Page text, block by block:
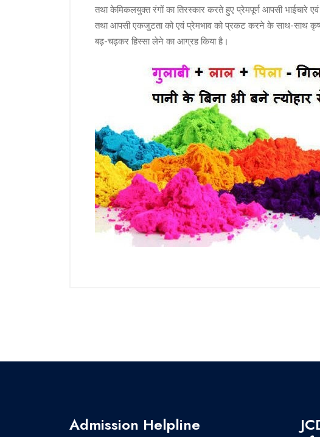
तथा केमिकलयुक्त रंगों का तिरस्कार करते हुए प्रेमपूर्ण आपसी भाईचारे एवं
तथा आपसी एकजुटता को एवं प्रेमभाव को प्रकट करने के साथ-साथ
बढ़-चढ़कर हिस्सा लेने का आग्रह किया है।
Admission Helpline